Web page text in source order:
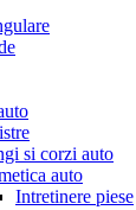
si corzi auto
auto
Intretinere piese